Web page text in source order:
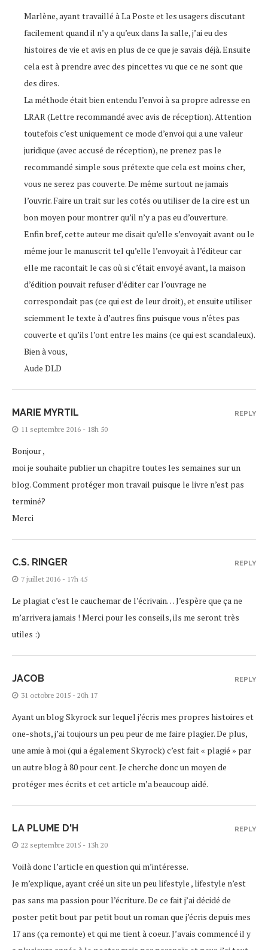
Marlène, ayant travaillé à La Poste et les usagers discutant
facilement quand il n’y a qu’eux dans la salle, j’ai eu des
histoires de vie et avis en plus de ce que je savais déjà. Ensuite
cela est à prendre avec des pincettes vu que ce ne sont que
des dires.
La méthode était bien entendu l’envoi à sa propre adresse en
LRAR (Lettre recommandé avec avis de réception). Attention
toutefois c’est uniquement ce mode d’envoi qui a une valeur
juridique (avec accusé de réception), ne prenez pas le
recommandé simple sous prétexte que cela est moins cher,
vous ne serez pas couverte. De même surtout ne jamais
l’ouvrir. Faire un trait sur les cotés ou utiliser de la cire est un
bon moyen pour montrer qu’il n’y a pas eu d’ouverture.
Enfin bref, cette auteur me disait qu’elle s’envoyait avant ou le
même jour le manuscrit tel qu’elle l’envoyait à l’éditeur car
elle me racontait le cas où si c’était envoyé avant, la maison
d’édition pouvait refuser d’éditer car l’ouvrage ne
correspondait pas (ce qui est de leur droit), et ensuite utiliser
sciemment le texte à d’autres fins puisque vous n’êtes pas
couverte et qu’ils l’ont entre les mains (ce qui est scandaleux).
Bien à vous,
Aude DLD
MARIE MYRTIL
11 septembre 2016 - 18h 50
Bonjour ,
moi je souhaite publier un chapitre toutes les semaines sur un
blog. Comment protéger mon travail puisque le livre n’est pas
terminé?
Merci
REPLY
C.S. RINGER
7 juillet 2016 - 17h 45
Le plagiat c’est le cauchemar de l’écrivain… J’espère que ça ne
m’arrivera jamais ! Merci pour les conseils, ils me seront très
utiles :)
REPLY
JACOB
31 octobre 2015 - 20h 17
Ayant un blog Skyrock sur lequel j’écris mes propres histoires et
one-shots, j’ai toujours un peu peur de me faire plagier. De plus,
une amie à moi (qui a également Skyrock) c’est fait « plagié » par
un autre blog à 80 pour cent. Je cherche donc un moyen de
protéger mes écrits et cet article m’a beaucoup aidé.
REPLY
LA PLUME D'H
22 septembre 2015 - 13h 20
Voilà donc l’article en question qui m’intéresse.
Je m’explique, ayant créé un site un peu lifestyle , lifestyle n’est
pas sans ma passion pour l’écriture. De ce fait j’ai décidé de
poster petit bout par petit bout un roman que j’écris depuis mes
17 ans (ça remonte) et qui me tient à coeur. J’avais commencé il y
REPLY